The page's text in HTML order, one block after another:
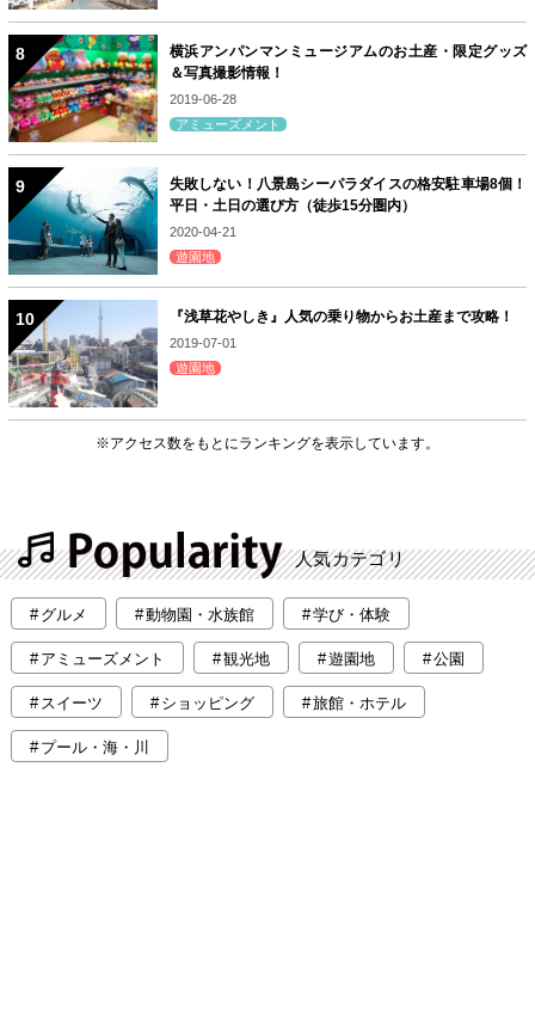
横浜アンパンマンミュージアムのお土産・限定グッズ
＆写真撮影情報！
2019-06-28
アミューズメント
失敗しない！八景島シーパラダイスの格安駐車場8個！
平日・土日の選び方（徒歩15分圏内）
2020-04-21
遊園地
『浅草花やしき』人気の乗り物からお土産まで攻略！
2019-07-01
遊園地
※アクセス数をもとにランキングを表示しています。
人気カテゴリ
グルメ 動物園・水族館 学び・体験
アミューズメント 観光地 遊園地 公園
スイーツ ショッピング 旅館・ホテル
プール・海・川